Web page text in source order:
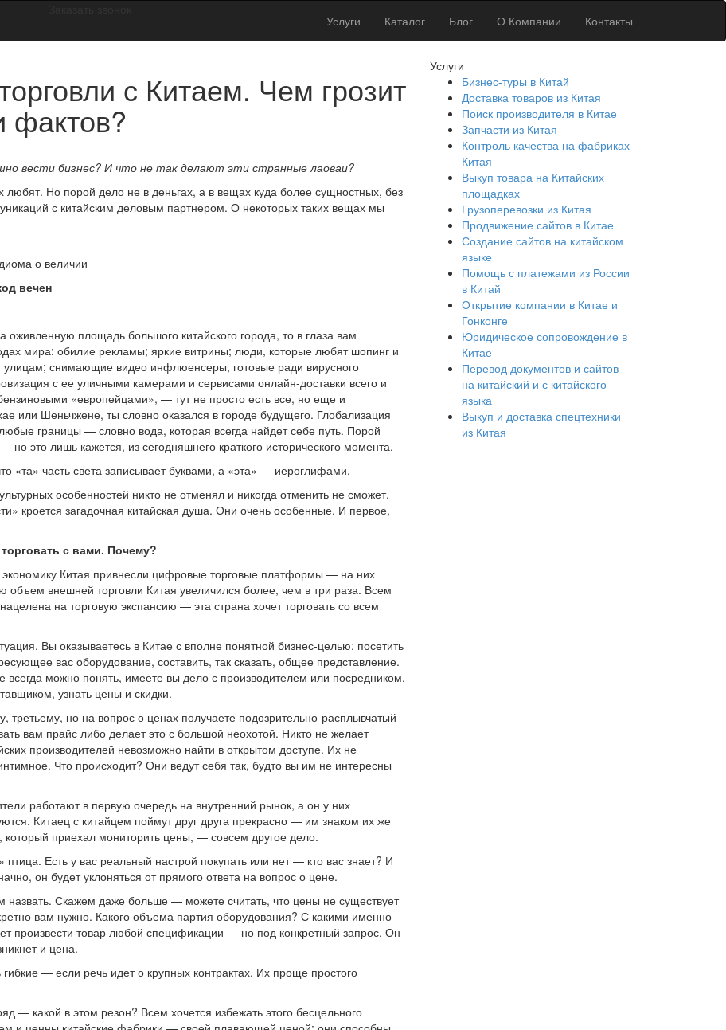
Услуги Каталог Блог О Компании Контакты
с Китаем. Чем грозит
фактов?
вести бизнес? И что не так делают эти странные лаоваи?
Но порой дело не в деньгах, а в вещах куда более сущностных, без
с китайским деловым партнером. О некоторых таких вещах мы
о величии
вечен
площадь большого китайского города, то в глаза вам
мира: обилие рекламы; яркие витрины; люди, которые любят шопинг и
снимающие видео инфлюенсеры, готовые ради вирусного
с ее уличными камерами и сервисами онлайн-доставки всего и
«европейцами», — тут не просто есть все, но еще и
или Шеньчжене, ты словно оказался в городе будущего. Глобализация
границы — словно вода, которая всегда найдет себе путь. Порой
но это лишь кажется, из сегодняшнего краткого исторического момента.
«та» часть света записывает буквами, а «эта» — иероглифами.
особенностей никто не отменял и никогда отменить не сможет.
кроется загадочная китайская душа. Они очень особенные. И первое,
с вами. Почему?
экономику Китая привнесли цифровые торговые платформы — на них
объем внешней торговли Китая увеличился более, чем в три раза. Всем
на торговую экспансию — эта страна хочет торговать со всем
Вы оказываетесь в Китае с вполне понятной бизнес-целью: посетить
вас оборудование, составить, так сказать, общее представление.
можно понять, имеете вы дело с производителем или посредником.
узнать цены и скидки.
третьему, но на вопрос о ценах получаете подозрительно-расплывчатый
вам прайс либо делает это с большой неохотой. Никто не желает
производителей невозможно найти в открытом доступе. Их не
Что происходит? Они ведут себя так, будто вы им не интересны
работают в первую очередь на внутренний рынок, а он у них
Китаец с китайцем поймут друг друга прекрасно — им знаком их же
приехал мониторить цены, — совсем другое дело.
Есть у вас реальный настрой покупать или нет — кто вас знает? И
он будет уклоняться от прямого ответа на вопрос о цене.
назвать. Скажем даже больше — можете считать, что цены не существует
вам нужно. Какого объема партия оборудования? С какими именно
произвести товар любой спецификации — но под конкретный запрос. Он
и цена.
— если речь идет о крупных контрактах. Их проще простого
— какой в этом резон? Всем хочется избежать этого бесцельного
Услуги
Бизнес-туры в Китай
Доставка товаров из Китая
Поиск производителя в Китае
Запчасти из Китая
Контроль качества на фабриках
Китая
Выкуп товара на Китайских
площадках
Грузоперевозки из Китая
Продвижение сайтов в Китае
Создание сайтов на китайском
языке
Помощь с платежами из России
в Китай
Открытие компании в Китае и
Гонконге
Юридическое сопровождение в
Китае
Перевод документов и сайтов
на китайский и с китайского
языка
Выкуп и доставка спецтехники
из Китая